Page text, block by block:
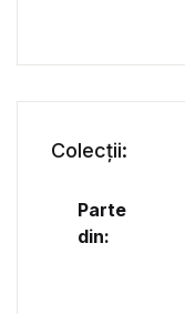
Colecții:
Parte
din: